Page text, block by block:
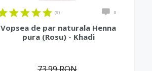
(3) 0
Vopsea de par naturala Henna
pura (Rosu) - Khadi